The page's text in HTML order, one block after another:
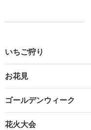
いちご狩り
お花見
ゴールデンウィーク
花火大会